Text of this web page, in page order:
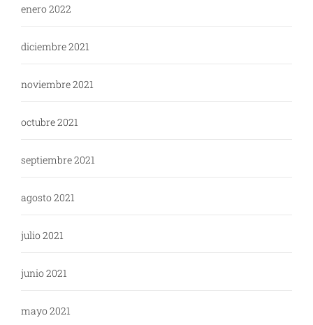
enero 2022
diciembre 2021
noviembre 2021
octubre 2021
septiembre 2021
agosto 2021
julio 2021
junio 2021
mayo 2021